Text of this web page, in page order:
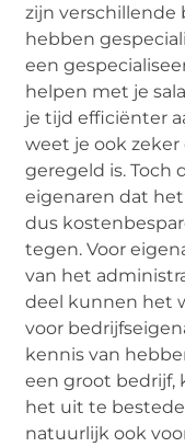
zijn verschillende
hebben
een
helpen met je
je tijd efficiënter
weet je ook
geregeld is. Toch
eigenaren dat het
dus
tegen. Voor
van het
deel kunnen het
voor
kennis van
een groot bedrijf,
het uit te
natuurlijk ook